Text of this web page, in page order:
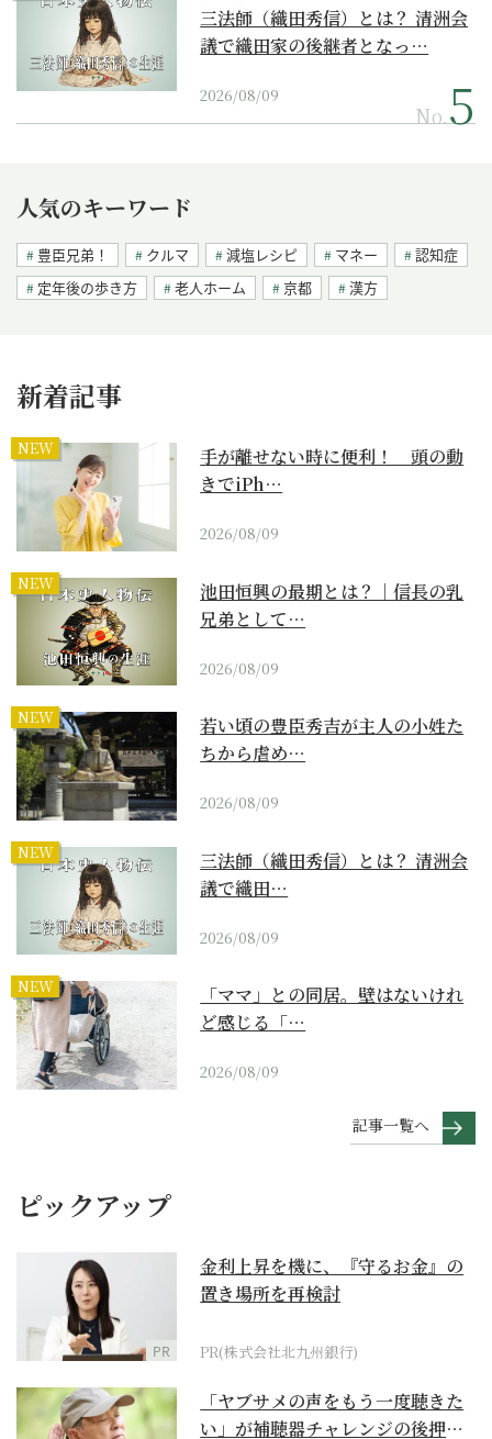
三法師（織田秀信）とは？ 清洲会
議で織田家の後継者となっ…
2026/08/09
No.
人気のキーワード
豊臣兄弟！ クルマ 減塩レシピ マネー
認知症
定年後の歩き方
老人ホーム 京都 漢方
新着記事
NEW
手が離せない時に便利！ 頭の動
きでiPh…
2026/08/09
NEW
池田恒興の最期とは？｜信長の乳
兄弟として…
2026/08/09
NEW
若い頃の豊臣秀吉が主人の小姓た
ちから虐め…
2026/08/09
NEW
三法師（織田秀信）とは？ 清洲会
議で織田…
2026/08/09
NEW
「ママ」との同居。壁はないけれ
ど感じる「…
2026/08/09
記事一覧へ
ピックアップ
PR
金利上昇を機に、『守るお金』の
置き場所を再検討
PR(株式会社北九州銀行)
「ヤブサメの声をもう一度聴きた
い」が補聴器チャレンジの後押し